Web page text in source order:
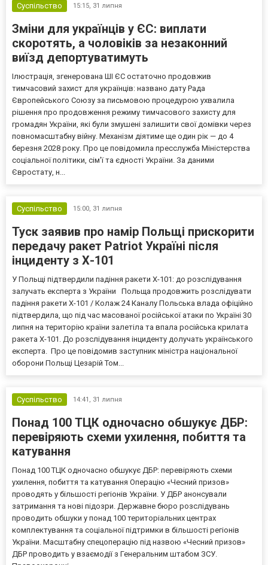
Суспільство 15:15, 31 липня
Зміни для українців у ЄС: виплати
скоротять, а чоловіків за незаконний
виїзд депортуватимуть
Ілюстрація, згенерована ШІ ЄС остаточно продовжив
тимчасовий захист для українців: названо дату Рада
Європейського Союзу за письмовою процедурою ухвалила
рішення про продовження режиму тимчасового захисту для
громадян України, які були змушені залишити свої домівки через
повномасштабну війну. Механізм діятиме ще один рік — до 4
березня 2028 року. Про це повідомила пресслужба Міністерства
соціальної політики, сім'ї та єдності України. За даними
Євростату, н...
Суспільство 15:00, 31 липня
Туск заявив про намір Польщі прискорити
передачу ракет Patriot Україні після
інциденту з Х-101
У Польщі підтвердили падіння ракети Х-101: до розслідування
залучать експерта з України Польща продовжить розслідувати
падіння ракети Х-101 / Колаж 24 Каналу Польська влада офіційно
підтвердила, що під час масованої російської атаки по Україні 30
липня на територію країни залетіла та впала російська крилата
ракета Х-101. До розслідування інциденту долучать українського
експерта. Про це повідомив заступник міністра національної
оборони Польщі Цезарій Том...
Суспільство 14:41, 31 липня
Понад 100 ТЦК одночасно обшукує ДБР:
перевіряють схеми ухилення, побиття та
катування
Понад 100 ТЦК одночасно обшукує ДБР: перевіряють схеми
ухилення, побиття та катування Операцію «Чесний призов»
проводять у більшості регіонів України. У ДБР анонсували
затримання та нові підозри. Державне бюро розслідувань
проводить обшуки у понад 100 територіальних центрах
комплектування та соціальної підтримки в більшості регіонів
України. Масштабну спецоперацію під назвою «Чесний призов»
ДБР проводить у взаємодії з Генеральним штабом ЗСУ.